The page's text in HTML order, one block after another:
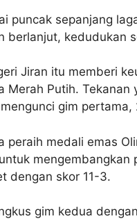
puncak sepanjang
berlanjut, kedudukan
Jiran itu memberi
Putih.
gim pertama,
medali emas
dengan skor 11-3.
gim kedua